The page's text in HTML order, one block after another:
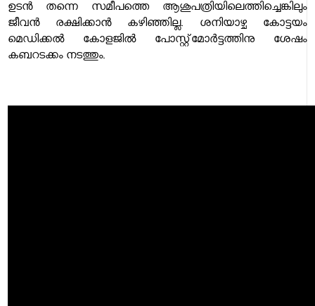
ഉടന്‍ തന്നെ സമീപത്തെ ആശുപത്രിയിലെത്തിച്ചെങ്കിലും
ജീവന്‍ രക്ഷിക്കാൻ കഴിഞ്ഞില്ല. ശനിയാഴ്ച കോട്ടയം
മെഡിക്കൽ കോളജിൽ പോസ്റ്റ്‌മോർട്ടത്തിനു ശേഷം
കബറടക്കം നടത്തും.